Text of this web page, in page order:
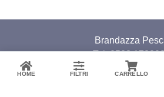
Brandazza
Tel:
Whatsapp:
+39 344
HOME FILTRI CARRELLO